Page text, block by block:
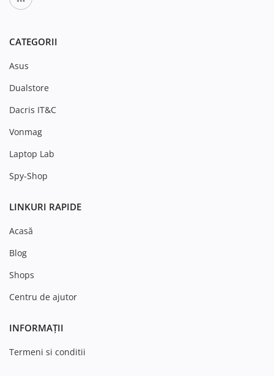
CATEGORII
Asus
Dualstore
Dacris IT&C
Vonmag
Laptop Lab
Spy-Shop
LINKURI RAPIDE
Acasă
Blog
Shops
Centru de ajutor
INFORMAȚII
Termeni si conditii